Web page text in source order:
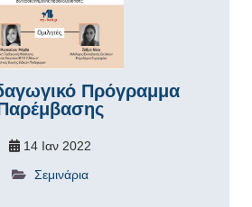
Πρόγραμμα
14 Ιαν 2022
Σεμινάρια